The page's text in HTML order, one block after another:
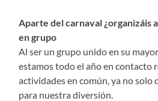
Aparte del carnaval ¿organizáis
en grupo
Al ser un grupo unido en su
estamos todo el año en contacto
actividades en común, ya no solo
para nuestra diversión.